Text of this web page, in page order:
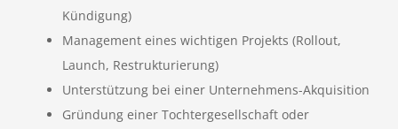
Kündigung)
Management eines wichtigen Projekts (Rollout,
Launch, Restrukturierung)
Unterstützung bei einer Unternehmens-Akquisition
Gründung einer Tochtergesellschaft oder